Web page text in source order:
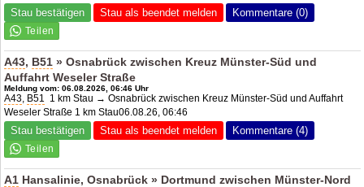
Stau bestätigen Stau als beendet melden Kommentare (0)
A43, B51 » Osnabrück zwischen Kreuz Münster-Süd und
Auffahrt Weseler Straße
Meldung vom: 06.08.2026, 06:46 Uhr
A43, B51 1 km Stau → Osnabrück zwischen Kreuz Münster-Süd und Auffahrt
Weseler Straße 1 km Stau06.08.26, 06:46
Stau bestätigen Stau als beendet melden Kommentare (4)
A1 Hansalinie, Osnabrück » Dortmund zwischen Münster-Nord